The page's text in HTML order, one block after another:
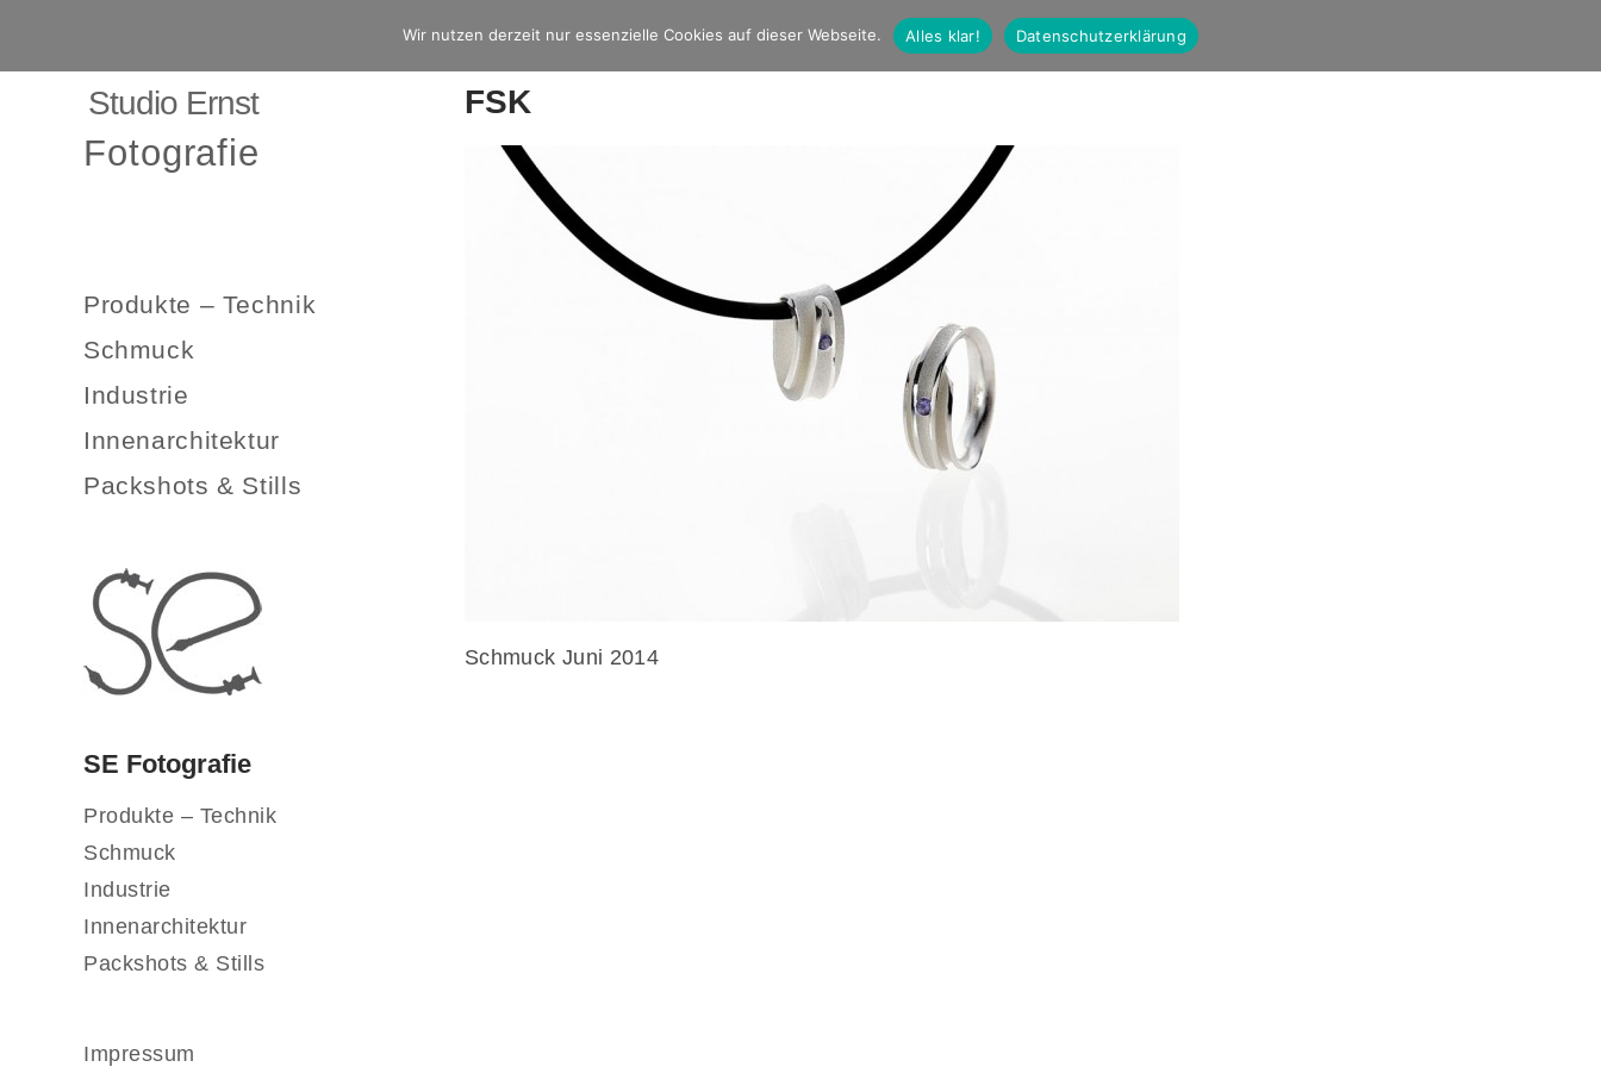
Studio Ernst
Fotografie
Produkte – Technik
Schmuck
Industrie
Innenarchitektur
Packshots & Stills
SE Fotografie
Produkte – Technik
Schmuck
Industrie
Innenarchitektur
Packshots & Stills
Impressum
FSK
Schmuck Juni 2014
Wir nutzen derzeit nur essenzielle Cookies auf dieser Webseite. Alles klar! Datenschutzerklärung